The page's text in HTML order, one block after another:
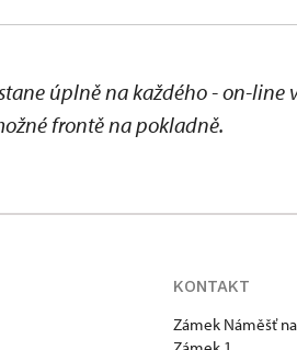
úplně na každého - on-
frontě na pokladně.
KONTAKT
Zámek Náměšť